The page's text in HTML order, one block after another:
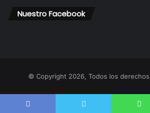
Nuestro Facebook
© Copyright 2026, Todos los